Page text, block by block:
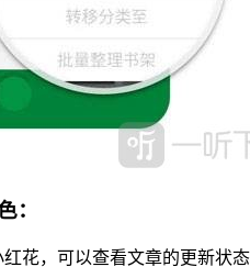
：
花，可以查看文章的更新状